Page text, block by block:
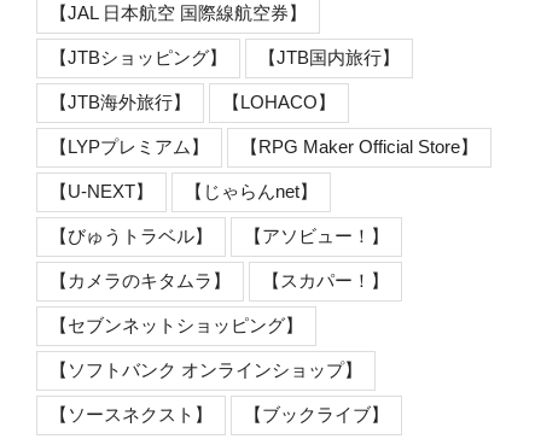
【JAL 日本航空 国際線航空券】
【JTBショッピング】 【JTB国内旅行】
【JTB海外旅行】 【LOHACO】
【LYPプレミアム】 【RPG Maker Official Store】
【U-NEXT】 【じゃらんnet】
【びゅうトラベル】 【アソビュー！】
【カメラのキタムラ】 【スカパー！】
【セブンネットショッピング】
【ソフトバンク オンラインショップ】
【ソースネクスト】 【ブックライブ】